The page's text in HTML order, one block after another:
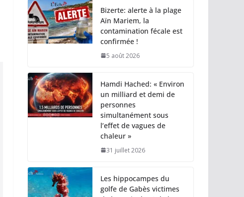
Bizerte: alerte à la plage
Aïn Mariem, la
contamination fécale est
confirmée !
5 août 2026
Hamdi Hached: « Environ
un milliard et demi de
personnes
simultanément sous
l’effet de vagues de
chaleur »
31 juillet 2026
Les hippocampes du
golfe de Gabès victimes